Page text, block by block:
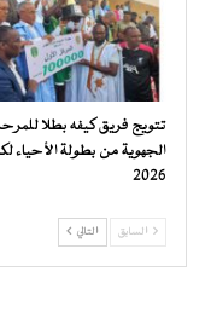
تتويج فريق كيفه بطلا
الجهوية من بطولة الأحياء
2026
السابق التالي